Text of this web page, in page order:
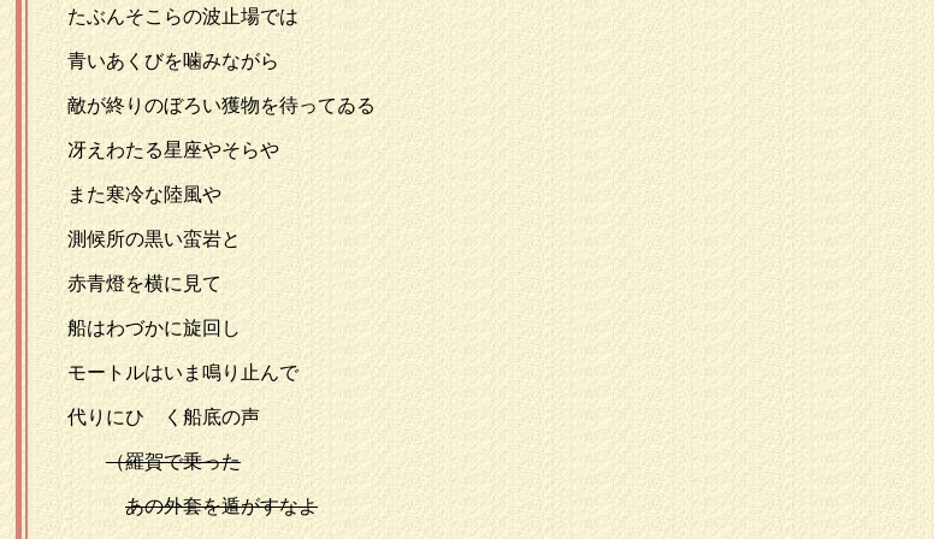
たぶんそこらの波止場では
青いあくびを噛みながら
敵が終りのぼろい獲物を待ってゐる
冴えわたる星座やそらや
また寒冷な陸風や
測候所の黒い蛮岩と
赤青燈を横に見て
船はわづかに旋回し
モートルはいま鳴り止んで
代りにひゞく船底の声
（羅賀で乗った
あの外套を遁がすなよ